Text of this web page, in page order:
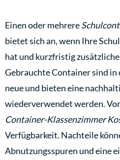
Einen oder mehrere
bietet sich an, wenn Ihre
hat und kurzfristig
Gebrauchte Container sind in
neue und bieten eine
wiederverwendet werden.
Container-Klassenzimmer
Verfügbarkeit. Nachteile
Abnutzungsspuren und eine